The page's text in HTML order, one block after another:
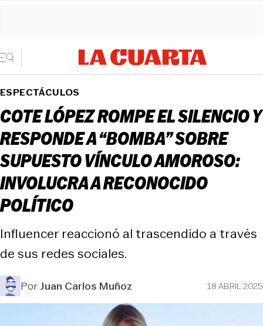
ESPECTÁCULOS
COTE LÓPEZ ROMPE EL SILENCIO Y
RESPONDE A “BOMBA” SOBRE
SUPUESTO VÍNCULO AMOROSO:
INVOLUCRA A RECONOCIDO
POLÍTICO
Influencer reaccionó al trascendido a través
de sus redes sociales.
PorJuan Carlos Muñoz 18 ABRIL 2025